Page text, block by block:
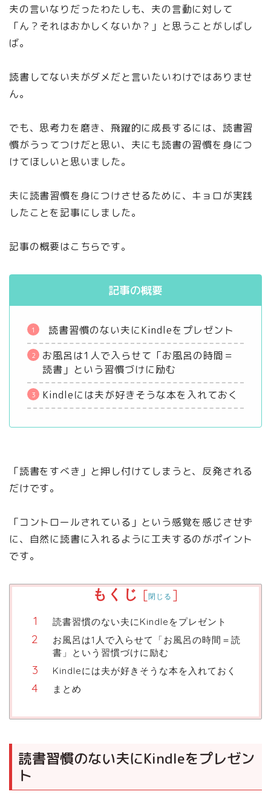
夫の言いなりだったわたしも、夫の言動に対して
「ん？それはおかしくないか？」と思うことがしばし
ば。
読書してない夫がダメだと言いたいわけではありませ
ん。
でも、思考力を磨き、飛躍的に成長するには、読書習
慣がうってつけだと思い、夫にも読書の習慣を身につ
けてほしいと思いました。
夫に読書習慣を身につけさせるために、キョロが実践
したことを記事にしました。
記事の概要はこちらです。
記事の概要
読書習慣のない夫にKindleをプレゼント
お風呂は1人で入らせて「お風呂の時間＝
読書」という習慣づけに励む
Kindleには夫が好きそうな本を入れておく
「読書をすべき」と押し付けてしまうと、反発される
だけです。
「コントロールされている」という感覚を感じさせず
に、自然に読書に入れるように工夫するのがポイント
です。
もくじ [閉じる ]
読書習慣のない夫にKindleをプレゼント
お風呂は1人で入らせて「お風呂の時間＝読
書」という習慣づけに励む
Kindleには夫が好きそうな本を入れておく
まとめ
読書習慣のない夫にKindleをプレゼン
ト